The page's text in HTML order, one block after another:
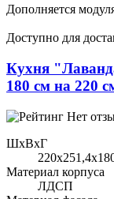
Дополняется
Доступно для
Кухня
180 см на 220
Нет
ШхВхГ
Материал корпуса
ЛДСП